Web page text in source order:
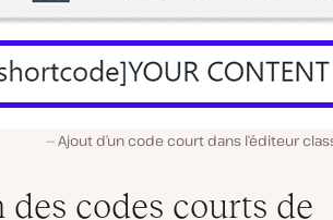
Ajout d’un code court dans l’éditeur
codes courts de